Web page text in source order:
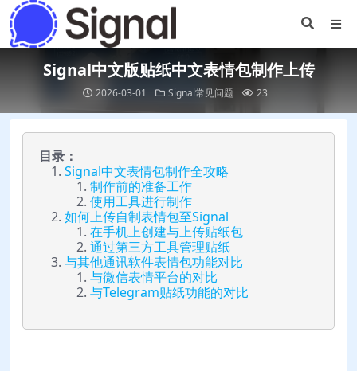
Signal中文版贴纸中文表情包制作上传
2026-03-01 Signal常见问题 23
目录：
Signal中文表情包制作全攻略
制作前的准备工作
使用工具进行制作
如何上传自制表情包至Signal
在手机上创建与上传贴纸包
通过第三方工具管理贴纸
与其他通讯软件表情包功能对比
与微信表情平台的对比
与Telegram贴纸功能的对比